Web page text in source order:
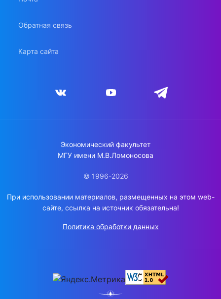
Обратная связь
Карта сайта
Экономический факультет
МГУ имени М.В.Ломоносова
© 1996-2026
При использовании материалов, размещенных на этом web-
сайте, ссылка на источник обязательна!
Политика обработки данных